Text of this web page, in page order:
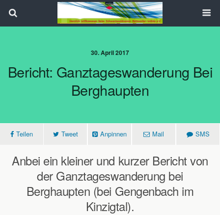
30. April 2017
Bericht: Ganztageswanderung Bei
Berghaupten
Teilen Tweet Anpinnen Mail SMS
Anbei ein kleiner und kurzer Bericht von
der Ganztageswanderung bei
Berghaupten (bei Gengenbach im
Kinzigtal).